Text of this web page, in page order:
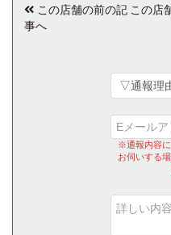
この店舗の前の記
事へ
この店
※通報内容
お伺いする